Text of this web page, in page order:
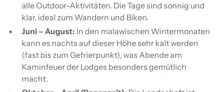
alle Outdoor-Aktivitäten. Die Tage sind sonnig und
klar, ideal zum Wandern und Biken.
Juni – August: In den malawischen Wintermonaten
kann es nachts auf dieser Höhe sehr kalt werden
(fast bis zum Gefrierpunkt), was Abende am
Kaminfeuer der Lodges besonders gemütlich
macht.